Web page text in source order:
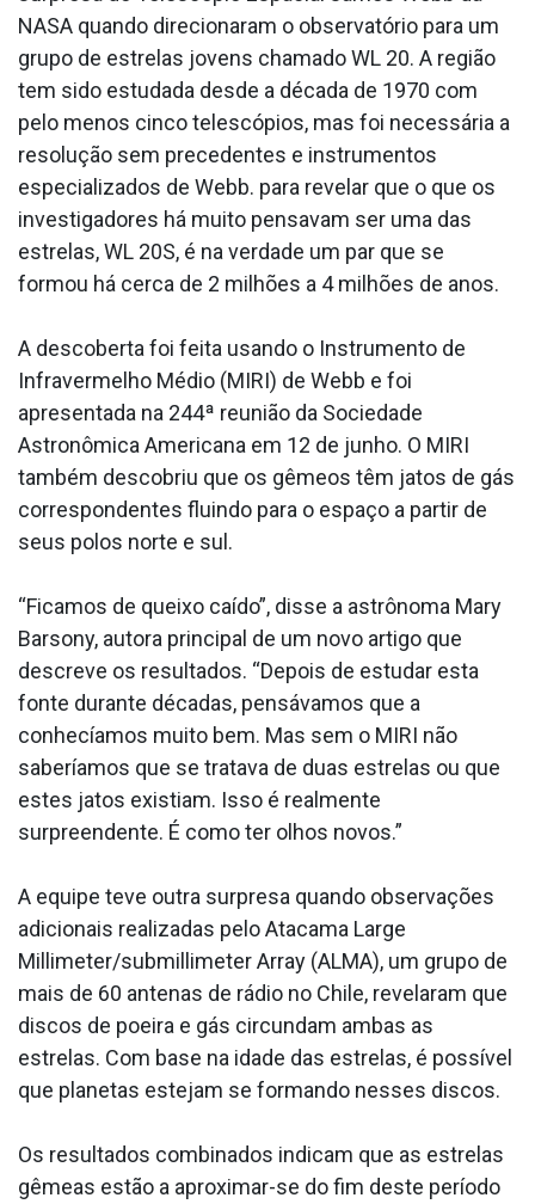
NASA quando direcionaram o observatório para um
grupo de estrelas jovens chamado WL 20. A região
tem sido estudada desde a década de 1970 com
pelo menos cinco telescópios, mas foi necessária a
resolução sem precedentes e instrumentos
especializados de Webb. para revelar que o que os
investigadores há muito pensavam ser uma das
estrelas, WL 20S, é na verdade um par que se
formou há cerca de 2 milhões a 4 milhões de anos.
A descoberta foi feita usando o Instrumento de
Infravermelho Médio (MIRI) de Webb e foi
apresentada na 244ª reunião da Sociedade
Astronômica Americana em 12 de junho. O MIRI
também descobriu que os gêmeos têm jatos de gás
correspondentes fluindo para o espaço a partir de
seus polos norte e sul.
“Ficamos de queixo caído”, disse a astrônoma Mary
Barsony, autora principal de um novo artigo que
descreve os resultados. “Depois de estudar esta
fonte durante décadas, pensávamos que a
conhecíamos muito bem. Mas sem o MIRI não
saberíamos que se tratava de duas estrelas ou que
estes jatos existiam. Isso é realmente
surpreendente. É como ter olhos novos.”
A equipe teve outra surpresa quando observações
adicionais realizadas pelo Atacama Large
Millimeter/submillimeter Array (ALMA), um grupo de
mais de 60 antenas de rádio no Chile, revelaram que
discos de poeira e gás circundam ambas as
estrelas. Com base na idade das estrelas, é possível
que planetas estejam se formando nesses discos.
Os resultados combinados indicam que as estrelas
gêmeas estão a aproximar-se do fim deste período